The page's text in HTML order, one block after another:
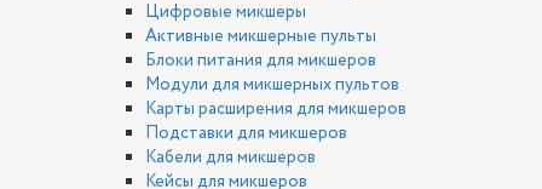
Цифровые микшеры
Активные микшерные пульты
Блоки питания для микшеров
Модули для микшерных пультов
Карты расширения для микшеров
Подставки для микшеров
Кабели для микшеров
Кейсы для микшеров